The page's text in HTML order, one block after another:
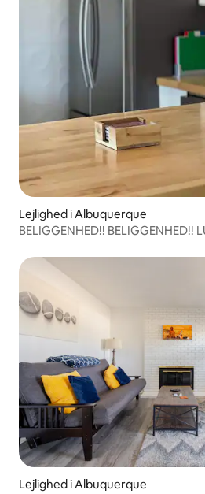
Lejlighed i Albuquerque
BELIGGENHED!! BELIGGENHED!!
Lejlighed i Albuquerque